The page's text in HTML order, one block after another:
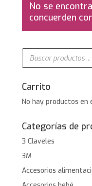
No se
concuerden
Búsqueda
productos
Carrito
No hay productos en
Categorías de
3 Claveles
3M
Accesorios